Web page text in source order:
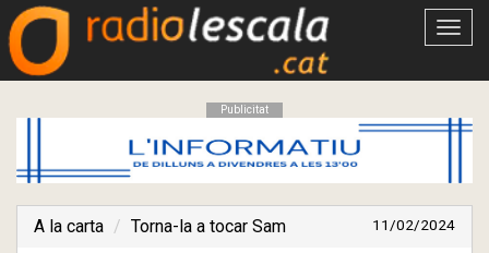
Obrir
Publicitat
A la carta Torna-la a tocar Sam 11/02/2024